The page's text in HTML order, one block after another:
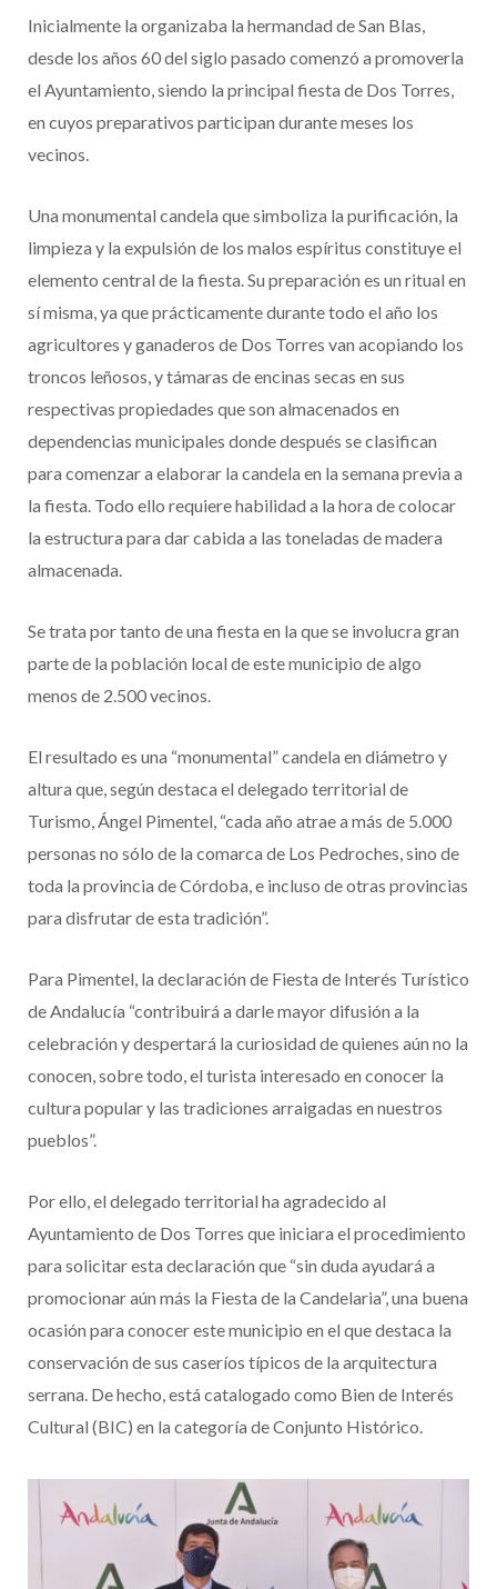
Inicialmente la organizaba la hermandad de San Blas,
desde los años 60 del siglo pasado comenzó a promoverla
el Ayuntamiento, siendo la principal fiesta de Dos Torres,
en cuyos preparativos participan durante meses los
vecinos.
Una monumental candela que simboliza la purificación, la
limpieza y la expulsión de los malos espíritus constituye el
elemento central de la fiesta. Su preparación es un ritual en
sí misma, ya que prácticamente durante todo el año los
agricultores y ganaderos de Dos Torres van acopiando los
troncos leñosos, y támaras de encinas secas en sus
respectivas propiedades que son almacenados en
dependencias municipales donde después se clasifican
para comenzar a elaborar la candela en la semana previa a
la fiesta. Todo ello requiere habilidad a la hora de colocar
la estructura para dar cabida a las toneladas de madera
almacenada.
Se trata por tanto de una fiesta en la que se involucra gran
parte de la población local de este municipio de algo
menos de 2.500 vecinos.
El resultado es una “monumental” candela en diámetro y
altura que, según destaca el delegado territorial de
Turismo, Ángel Pimentel, “cada año atrae a más de 5.000
personas no sólo de la comarca de Los Pedroches, sino de
toda la provincia de Córdoba, e incluso de otras provincias
para disfrutar de esta tradición”.
Para Pimentel, la declaración de Fiesta de Interés Turístico
de Andalucía “contribuirá a darle mayor difusión a la
celebración y despertará la curiosidad de quienes aún no la
conocen, sobre todo, el turista interesado en conocer la
cultura popular y las tradiciones arraigadas en nuestros
pueblos”.
Por ello, el delegado territorial ha agradecido al
Ayuntamiento de Dos Torres que iniciara el procedimiento
para solicitar esta declaración que “sin duda ayudará a
promocionar aún más la Fiesta de la Candelaria”, una buena
ocasión para conocer este municipio en el que destaca la
conservación de sus caseríos típicos de la arquitectura
serrana. De hecho, está catalogado como Bien de Interés
Cultural (BIC) en la categoría de Conjunto Histórico.